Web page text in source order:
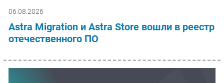
06.08.2026
Astra Migration и Astra Store вошли в реестр
отечественного ПО